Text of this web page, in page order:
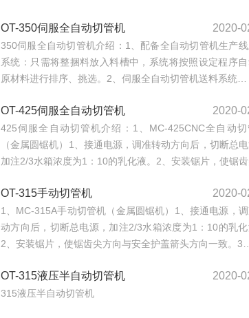
OT-350伺服全自动切管机 2020-
350伺服全自动切管机介绍：1、配备全自动切管机生产
系统：只需将整捆料放入料槽中，系统将按照设定程序
原材料进行排序、挑选。2、伺服全自动切管机送料系统…
OT-425伺服全自动切管机 2020-
425伺服全自动切管机介绍：1、MC-425CNC全自动
（金属圆锯机）1、接通电源，调准转动方向后，切断总电
加注2/3水箱浓度为1：10的乳化液。2、安装锯片，使锯
OT-315手动切管机 2020-
1、MC-315A手动切管机（金属圆锯机）1、接通电源，
动方向后，切断总电源，加注2/3水箱浓度为1：10的乳化
2、安装锯片，使锯齿尖方向与安全护盖箭头方向一致。3…
OT-315液压半自动切管机 2020-
315液压半自动切管机